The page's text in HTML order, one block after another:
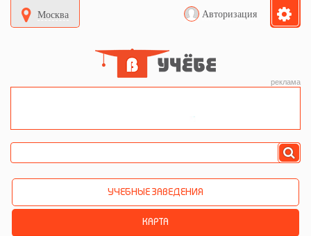
Москва Авторизация
реклама
УЧЕБНЫЕ ЗАВЕДЕНИЯ
КАРТА